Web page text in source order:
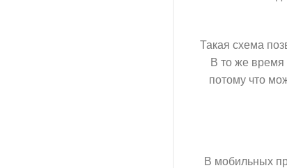
Такая схема
В то же время
потому что
В мобильных